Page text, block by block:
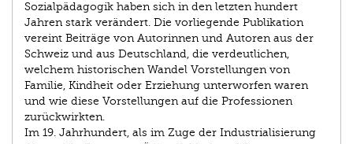
Sozialpädagogik haben sich in den letzten hundert
Jahren stark verändert. Die vorliegende Publikation
vereint Beiträge von Autorinnen und Autoren aus der
Schweiz und aus Deutschland, die verdeutlichen,
welchem historischen Wandel Vorstellungen von
Familie, Kindheit oder Erziehung unterworfen waren
und wie diese Vorstellungen auf die Professionen
zurückwirkten.
Im 19. Jahrhundert, als im Zuge der Industrialisierung